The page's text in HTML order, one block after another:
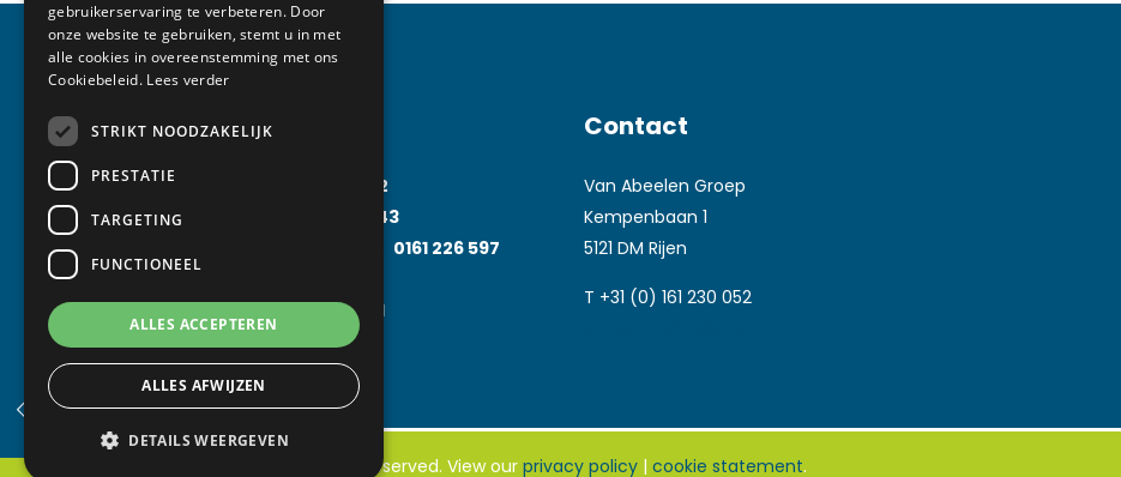
Specialisaties
Koudetechniek
0161 230 052
Klimaattechniek
0161 228 043
0161 226 597
Rental Solutions 0161 219 031
Contact
Van Abeelen Groep
Kempenbaan 1
5121 DM Rijen
T +31 (0) 161 230 052
© 2026 Van Abeelen. All rights reserved. View our privacy policy | cookie statement.
gebruikerservaring te verbeteren. Door
onze website te gebruiken, stemt u in met
alle cookies in overeenstemming met ons
Cookiebeleid. Lees verder
STRIKT NOODZAKELIJK
PRESTATIE
TARGETING
FUNCTIONEEL
ALLES ACCEPTEREN
ALLES AFWIJZEN
DETAILS WEERGEVEN